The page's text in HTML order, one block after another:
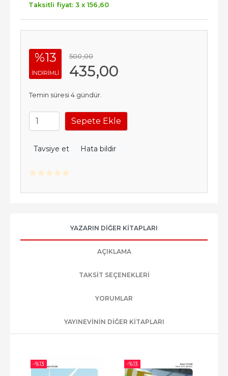
Taksitli fiyat: 3 x 156 ,60
%13
INDIRIMLI
500,00
435,00
Temin süresi 4 gündür.
Sepete Ekle
Tavsiye et Hata bildir
YAZARIN DIĞER KITAPLARI
AÇIKLAMA
TAKSIT SEÇENEKLERI
YORUMLAR
YAYINEVININ DIĞER KITAPLARI
-%13 -%13